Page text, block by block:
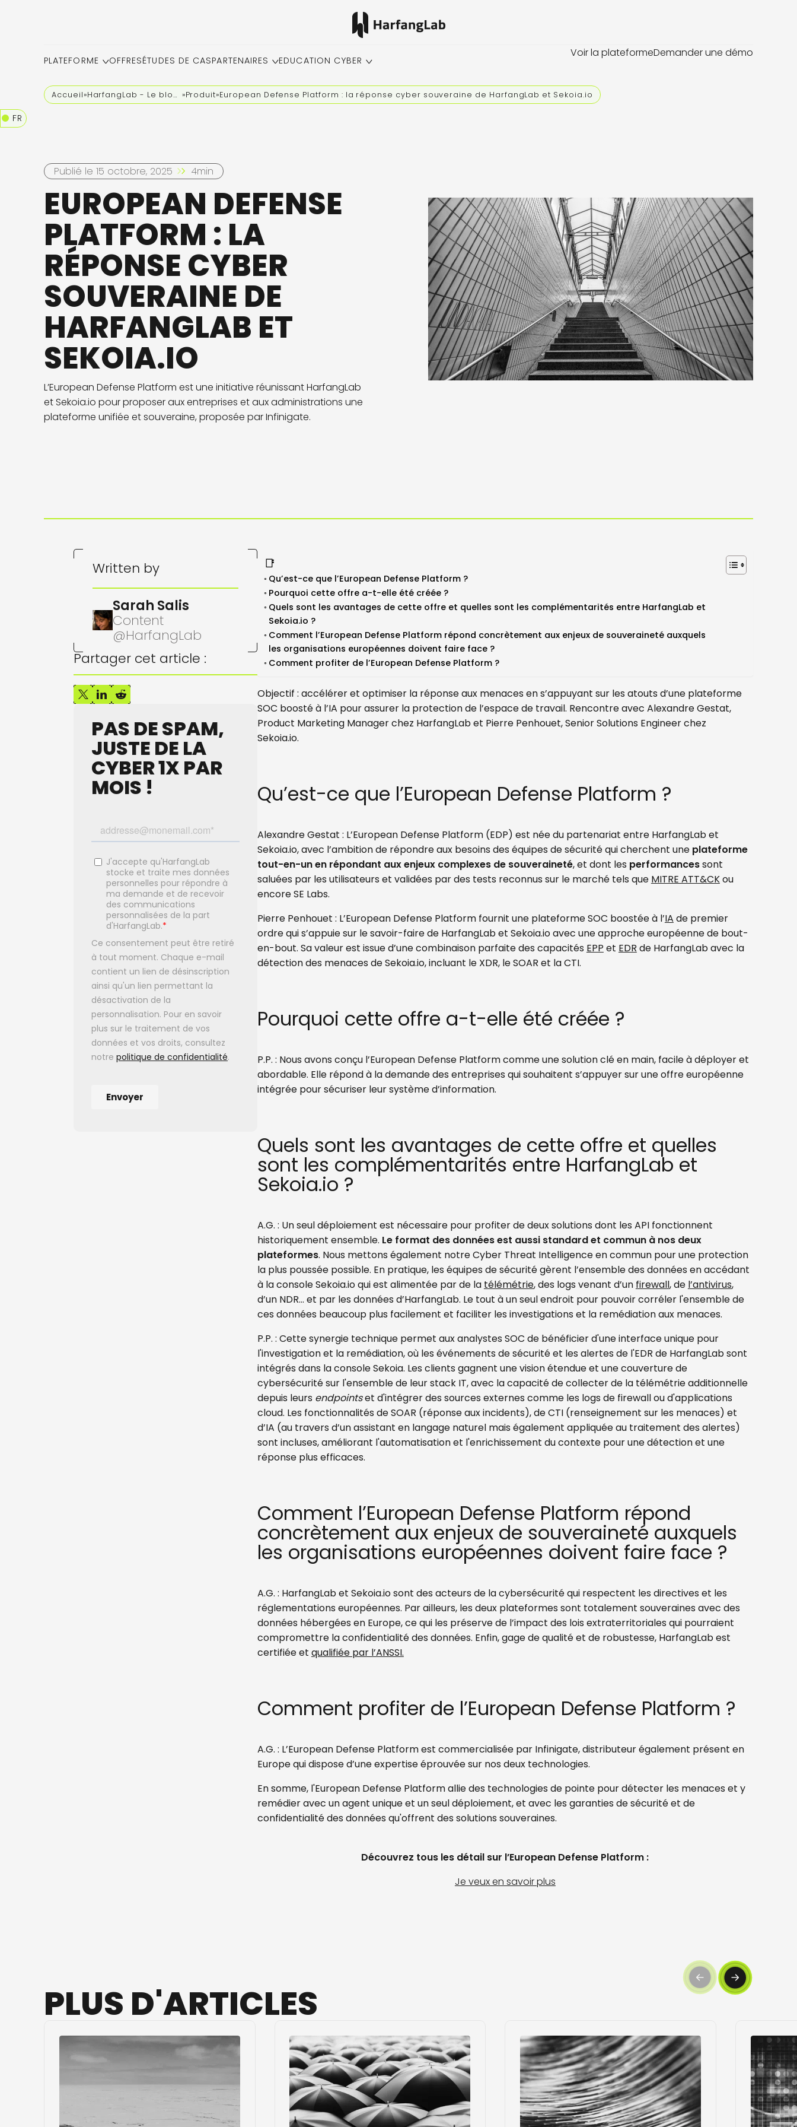
PLATEFORME OFFRESÉTUDES DE CASPARTENAIRES EDUCATION CYBER
Voir la plateformeDemander une démo
FR
Accueil» HarfangLab - Le blog cybersécurité »Produit»European Defense Platform : la réponse cyber souveraine de HarfangLab et Sekoia.io
Publié le 15 octobre, 2025 4min
EUROPEAN DEFENSE
PLATFORM : LA
RÉPONSE CYBER
SOUVERAINE DE
HARFANGLAB ET
SEKOIA.IO
L’European Defense Platform est une initiative réunissant HarfangLab
et Sekoia.io pour proposer aux entreprises et aux administrations une
plateforme unifiée et souveraine, proposée par Infinigate.
📑
Qu’est-ce que l’European Defense Platform ?
Pourquoi cette offre a-t-elle été créée ?
Quels sont les avantages de cette offre et quelles sont les complémentarités entre HarfangLab et
Sekoia.io ?
Comment l’European Defense Platform répond concrètement aux enjeux de souveraineté auxquels
les organisations européennes doivent faire face ?
Comment profiter de l’European Defense Platform ?
Objectif : accélérer et optimiser la réponse aux menaces en s’appuyant sur les atouts d’une plateforme
SOC boosté à l’IA pour assurer la protection de l’espace de travail. Rencontre avec Alexandre Gestat,
Product Marketing Manager chez HarfangLab et Pierre Penhouet, Senior Solutions Engineer chez
Sekoia.io.
Qu’est-ce que l’European Defense Platform ?
Alexandre Gestat : L’European Defense Platform (EDP) est née du partenariat entre HarfangLab et
Sekoia.io, avec l’ambition de répondre aux besoins des équipes de sécurité qui cherchent une plateforme
tout-en-un en répondant aux enjeux complexes de souveraineté, et dont les performancessont
saluées par les utilisateurs et validées par des tests reconnus sur le marché tels que MITRE ATT&CKou
encore SE Labs.
Pierre Penhouet : L’European Defense Platform fournit une plateforme SOC boostée à l’IA de premier
ordre qui s’appuie sur le savoir-faire de HarfangLab et Sekoia.io avec une approche européenne de bout-
en-bout. Sa valeur est issue d’une combinaison parfaite des capacités EPP et EDR de HarfangLab avec la
détection des menaces de Sekoia.io, incluant le XDR, le SOAR et la CTI.
Pourquoi cette offre a-t-elle été créée ?
P.P. : Nous avons conçu l’European Defense Platform comme une solution clé en main, facile à déployer et
abordable. Elle répond à la demande des entreprises qui souhaitent s’appuyer sur une offre européenne
intégrée pour sécuriser leur système d’information.
Quels sont les avantages de cette offre et quelles
sont les complémentarités entre HarfangLab et
Sekoia.io ?
A.G. : Un seul déploiement est nécessaire pour profiter de deux solutions dont les API fonctionnent
historiquement ensemble. Le format des données est aussi standard et commun à nos deux
plateformes. Nous mettons également notre Cyber Threat Intelligence en commun pour une protection
la plus poussée possible. En pratique, les équipes de sécurité gèrent l’ensemble des données en accédant
à la console Sekoia.io qui est alimentée par de la télémétrie, des logs venant d’un firewall, de l’antivirus,
d’un NDR... et par les données d’HarfangLab. Le tout à un seul endroit pour pouvoir corréler l'ensemble de
ces données beaucoup plus facilement et faciliter les investigations et la remédiation aux menaces.
P.P. : Cette synergie technique permet aux analystes SOC de bénéficier d'une interface unique pour
l'investigation et la remédiation, où les événements de sécurité et les alertes de l'EDR de HarfangLab sont
intégrés dans la console Sekoia. Les clients gagnent une vision étendue et une couverture de
cybersécurité sur l'ensemble de leur stack IT, avec la capacité de collecter de la télémétrie additionnelle
depuis leurs endpointset d'intégrer des sources externes comme les logs de firewall ou d'applications
cloud. Les fonctionnalités de SOAR (réponse aux incidents), de CTI (renseignement sur les menaces) et
d’IA (au travers d’un assistant en langage naturel mais également appliquée au traitement des alertes)
sont incluses, améliorant l'automatisation et l'enrichissement du contexte pour une détection et une
réponse plus efficaces.
Comment l’European Defense Platform répond
concrètement aux enjeux de souveraineté auxquels
les organisations européennes doivent faire face ?
A.G. : HarfangLab et Sekoia.io sont des acteurs de la cybersécurité qui respectent les directives et les
réglementations européennes. Par ailleurs, les deux plateformes sont totalement souveraines avec des
données hébergées en Europe, ce qui les préserve de l’impact des lois extraterritoriales qui pourraient
compromettre la confidentialité des données. Enfin, gage de qualité et de robustesse, HarfangLab est
certifiée et qualifiée par l’ANSSI.
Comment profiter de l’European Defense Platform ?
A.G. : L’European Defense Platform est commercialisée par Infinigate, distributeur également présent en
Europe qui dispose d’une expertise éprouvée sur nos deux technologies.
En somme, l'European Defense Platform allie des technologies de pointe pour détecter les menaces et y
remédier avec un agent unique et un seul déploiement, et avec les garanties de sécurité et de
confidentialité des données qu'offrent des solutions souveraines.
Découvrez tous les détail sur l’European Defense Platform :
Je veux en savoir plus
Written by
Sarah Salis
Content
@HarfangLab
Partager cet article :
PAS DE SPAM,
JUSTE DE LA
CYBER 1X PAR
MOIS !
PLUS D'ARTICLES